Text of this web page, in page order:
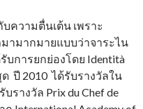
ความตื่นเต้น เพราะ
มามากมายแบบว่าจาระไน
การยกย่องโดย Identità
ปี 2010 ได้รับรางวัลใน
างวัล Prix du Chef de